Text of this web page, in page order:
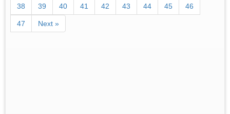
38 39 40 41 42 43 44 45 46
47 Next »